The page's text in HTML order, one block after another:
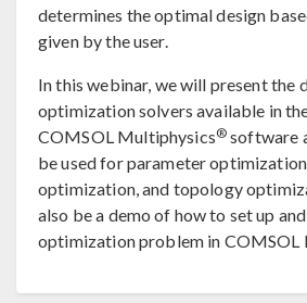
determines the optimal design
given by the user.
In this webinar, we will present the
optimization solvers available in
COMSOL Multiphysics® software
be used for parameter
optimization, and topology
also be a demo of how to set up
optimization problem in COMSOL